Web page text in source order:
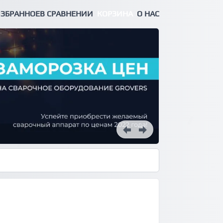
В СРАВНЕНИИ О НАС